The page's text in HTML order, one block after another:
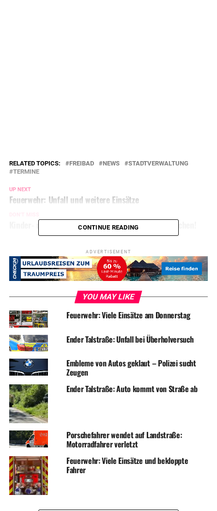
RELATED TOPICS: FREIBAD NEWS
STADTVERWALTUNG
TERMINE
UP NEXT
Feuerwehr: Unfall und weitere Einsätze
Kinder- und Jugendparlament wird gewählt: Mitmachen!
CONTINUE READING
ADVERTISEMENT
YOU MAY LIKE
Feuerwehr: Viele Einsätze am Donnerstag
Ender Talstraße: Unfall bei Überholversuch
Embleme von Autos geklaut – Polizei sucht
Zeugen
Ender Talstraße: Auto kommt von Straße ab
Porschefahrer wendet auf Landstraße:
Motorradfahrer verletzt
Feuerwehr: Viele Einsätze und bekloppte
Fahrer